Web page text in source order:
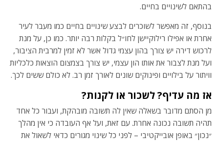
בהתאם לשינויים בחיים.
בנוסף, זה מאפשר לשוכרים לבצע שינויים בחיים כמו מעבר לעיר
אחרת או אפילו רילוקיישן לחו״ל בקלות רבה יותר. כמו כן, על מנת
לרכוש דירה יש צורך בהון עצמי גדול אשר לא זמין למרבית הציבור,
ועל מנת לצבור את אותו הון עצמי, יש צורך בצמצום הוצאות כלכליות
וויתור על בילויים ופינוקים שונים לאורך זמן רב. לא כולם ששים לכך.
אז מה עדיף? לשכור או לקנות?
מן הסתם מדובר בשאלה שאין לה תשובה מובהקת, ועבור כל אחד
תהיה תשובה נכונה אחרת. עם זאת, ועל אף העובדה כי אין מהלך
״נכון״ באופן אובייקטיבי – לפני כל שינוי מגורים כדאי לשאול את